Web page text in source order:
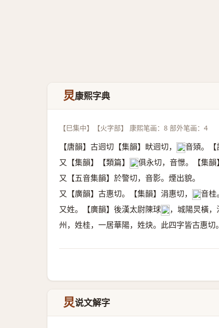
炅康熙字典
【巳集中】【火字部】 康熙笔画：8 部外笔画：4
【唐韻】古迥切【集韻】畎迥切， 𠀤音熲。【
又【集韻】【類篇】 𠀤俱永切，音憬。【集
又【五音集韻】於警切，音影。煙出貌。
又【廣韻】古惠切。【集韻】涓惠切， 𠀤音桂
又姓。【廣韻】後漢太尉陳球𥓓 ，城陽炅橫
州，姓桂，一居華陽，姓炔。此四字皆古惠切
炅说文解字